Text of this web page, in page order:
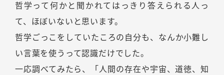
哲学って何かと聞かれてはっきり答えられる人っ
て、ほぼいないと思います。
哲学ごっこをしていたころの自分も、なんか小難し
い言葉を使うって認識だけでした。
一応調べてみたら、「人間の存在や宇宙、道徳、知